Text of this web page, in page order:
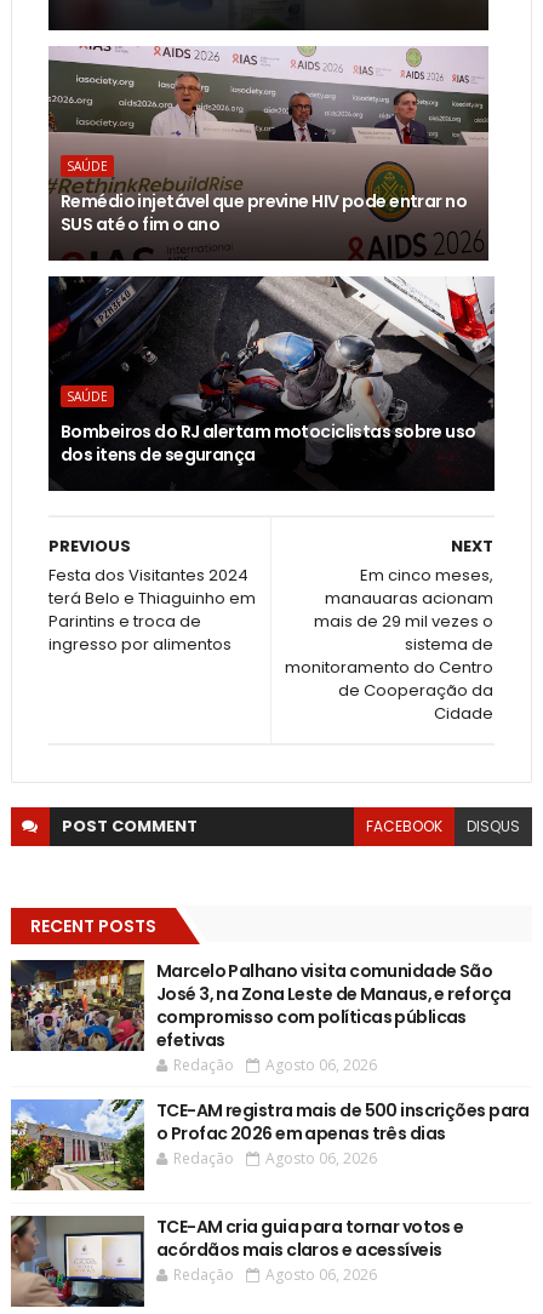
SAÚDE
Remédio injetável que previne HIV pode entrar no
SUS até o fim o ano
SAÚDE
Bombeiros do RJ alertam motociclistas sobre uso
dos itens de segurança
NEXT
Em cinco meses,
manauaras acionam
mais de 29 mil vezes o
sistema de
monitoramento do Centro
de Cooperação da
Cidade
PREVIOUS
Festa dos Visitantes 2024
terá Belo e Thiaguinho em
Parintins e troca de
ingresso por alimentos
POST COMMENT FACEBOOK DISQUS
RECENT POSTS
Marcelo Palhano visita comunidade São
José 3, na Zona Leste de Manaus, e reforça
compromisso com políticas públicas
efetivas
Redação Agosto 06, 2026
TCE-AM registra mais de 500 inscrições para
o Profac 2026 em apenas três dias
Redação Agosto 06, 2026
TCE-AM cria guia para tornar votos e
acórdãos mais claros e acessíveis
Redação Agosto 06, 2026